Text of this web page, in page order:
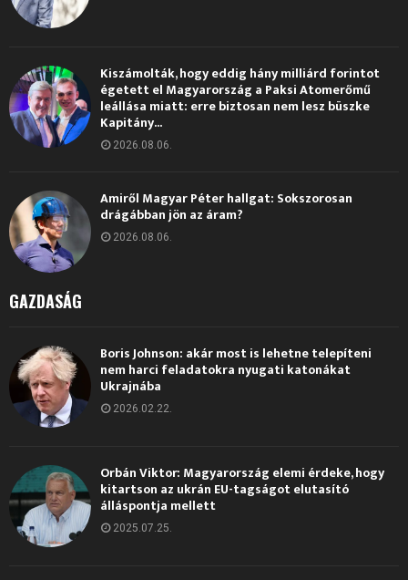
Kiszámolták, hogy eddig hány milliárd forintot
égetett el Magyarország a Paksi Atomerőmű
leállása miatt: erre biztosan nem lesz büszke
Kapitány...
2026.08.06.
Amiről Magyar Péter hallgat: Sokszorosan
drágábban jön az áram?
2026.08.06.
GAZDASÁG
Boris Johnson: akár most is lehetne telepíteni
nem harci feladatokra nyugati katonákat
Ukrajnába
2026.02.22.
Orbán Viktor: Magyarország elemi érdeke, hogy
kitartson az ukrán EU-tagságot elutasító
álláspontja mellett
2025.07.25.